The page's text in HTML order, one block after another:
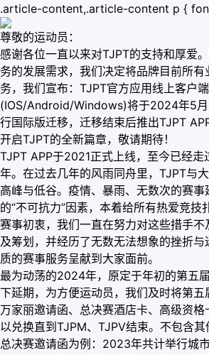
.article-content,.article-content p {
尊敬的运动员：
感谢各位一直以来对TJPT的支持和厚爱
务的发展需求，我们决定将品牌目前所
务，我们宣布：TJPT官方应用线上客户端
(IOS/Android/Windows)将于2024年5月
行国际版迁移，迁移结束后推出TJPT
开启TJPT的全新篇章，敬请期待！
TJPT APP于2021正式上线，至今已经走
年。在过去几年的风雨同舟里，TJPT与
高峰与低谷。疫情、暴雨、无数次的赛
的“不可抗力”因素，本着给所有热爱竞技
赛事初衷，我们一直在努力对这些措手
及筹划，并经历了无数无法想象的挫折
质的赛事服务呈献到大家面前。
最为动荡的2024年，原定于年初的第五
下延期，为方便运动员，我们及时将第
万家丽邀请函、总决赛酒店卡、高级资
以兑换直到TJPM、TJPV结束。不包含
总决赛邀请函为例：2023年共计举行城